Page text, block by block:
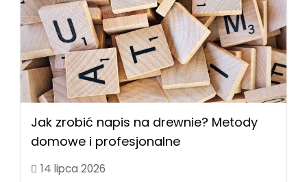
Jak zrobić napis na drewnie? Metody
domowe i profesjonalne
14 lipca 2026